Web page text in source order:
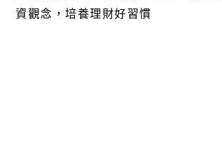
資觀念，培養理財好習慣